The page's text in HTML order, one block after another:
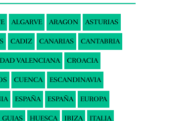
ALGARVE ARAGON ASTURIAS
CADIZ CANARIAS CANTABRIA
VALENCIANA CROACIA
CUENCA ESCANDINAVIA
ESPAÑA ESPAÑA EUROPA
GUIAS HUESCA IBIZA ITALIA